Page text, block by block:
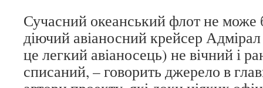
Сучасний океанський флот не може
діючий авіаносний крейсер
це легкий авіаносець) не вічний і
списаний, – говорить джерело в